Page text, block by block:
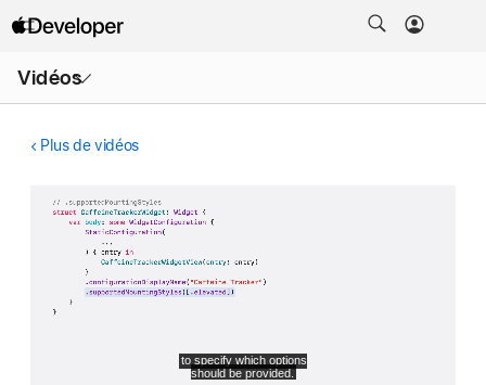
Vidéos
menu
Plus de vidéos